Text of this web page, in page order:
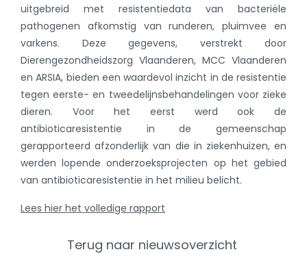
uitgebreid met resistentiedata van bacteriële
pathogenen afkomstig van runderen, pluimvee en
varkens. Deze gegevens, verstrekt door
Dierengezondheidszorg Vlaanderen, MCC Vlaanderen
en ARSIA, bieden een waardevol inzicht in de resistentie
tegen eerste- en tweedelijnsbehandelingen voor zieke
dieren. Voor het eerst werd ook de
antibioticaresistentie in de gemeenschap
gerapporteerd afzonderlijk van die in ziekenhuizen, en
werden lopende onderzoeksprojecten op het gebied
van antibioticaresistentie in het milieu belicht.
Lees hier het volledige rapport
Terug naar nieuwsoverzicht